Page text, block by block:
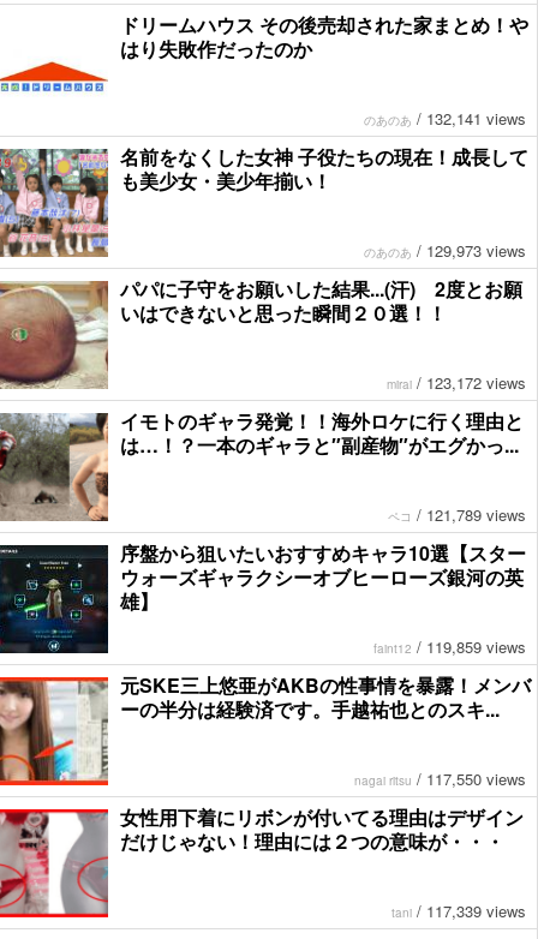
ドリームハウス その後売却された家まとめ！や
はり失敗作だったのか
のあのあ / 132,141 views
名前をなくした女神 子役たちの現在！成長して
も美少女・美少年揃い！
のあのあ / 129,973 views
パパに子守をお願いした結果...(汗) 2度とお願
いはできないと思った瞬間２０選！！
mirai / 123,172 views
イモトのギャラ発覚！！海外ロケに行く理由と
は…！？一本のギャラと″副産物″がエグかっ...
ペコ / 121,789 views
序盤から狙いたいおすすめキャラ10選【スター
ウォーズギャラクシーオブヒーローズ銀河の英
雄】
faint12 / 119,859 views
元SKE三上悠亜がAKBの性事情を暴露！メンバ
ーの半分は経験済です。手越祐也とのスキ...
nagai ritsu / 117,550 views
女性用下着にリボンが付いてる理由はデザイン
だけじゃない！理由には２つの意味が・・・
tani / 117,339 views